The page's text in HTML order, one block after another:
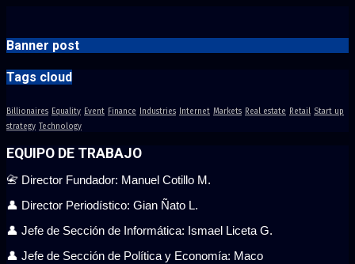
Banner post
Tags cloud
Billionaires Equality Event Finance Industries Internet Markets Real estate Retail Start up
strategy Technology
EQUIPO DE TRABAJO
📇 Director Fundador: Manuel Cotillo M.
👤 Director Periodístico: Gian Ñato L.
👤 Jefe de Sección de Informática: Ismael Liceta G.
👤 Jefe de Sección de Política y Economía: Maco